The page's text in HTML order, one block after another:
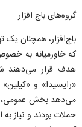
گروه‌های باج افزار
که خاورمیانه به
«رایسیدا» و
می‌دهد بخش عمومی،
حملات بودند و نیاز